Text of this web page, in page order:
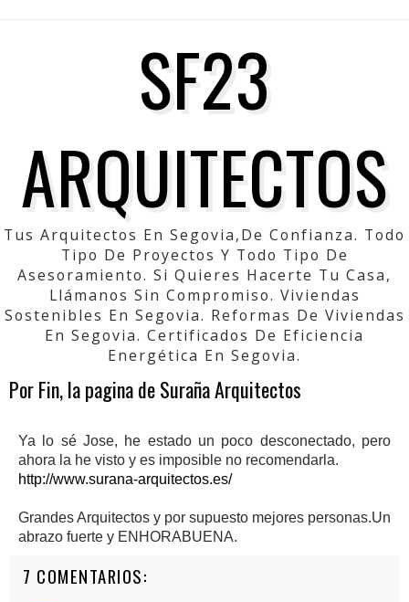
SF23
ARQUITECTOS
Tus Arquitectos En Segovia,de Confianza. Todo
Tipo De Proyectos Y Todo Tipo De
Asesoramiento. Si Quieres Hacerte Tu Casa,
Llámanos Sin Compromiso. Viviendas
Sostenibles En Segovia. Reformas De Viviendas
En Segovia. Certificados De Eficiencia
Energética En Segovia.
Por Fin, la pagina de Suraña Arquitectos
Ya lo sé Jose, he estado un poco desconectado, pero
ahora la he visto y es imposible no recomendarla.
http://www.surana-arquitectos.es/
Grandes Arquitectos y por supuesto mejores personas.Un
abrazo fuerte y ENHORABUENA.
7 COMENTARIOS: